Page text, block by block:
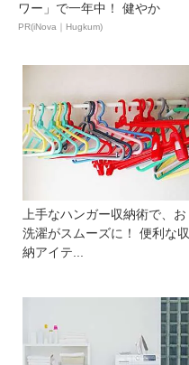
ワー」で一年中！ 健やか
PR(iNova｜Hugkum)
上手なハンガー収納術で、お
洗濯がスムーズに！ 便利な収
納アイテ...